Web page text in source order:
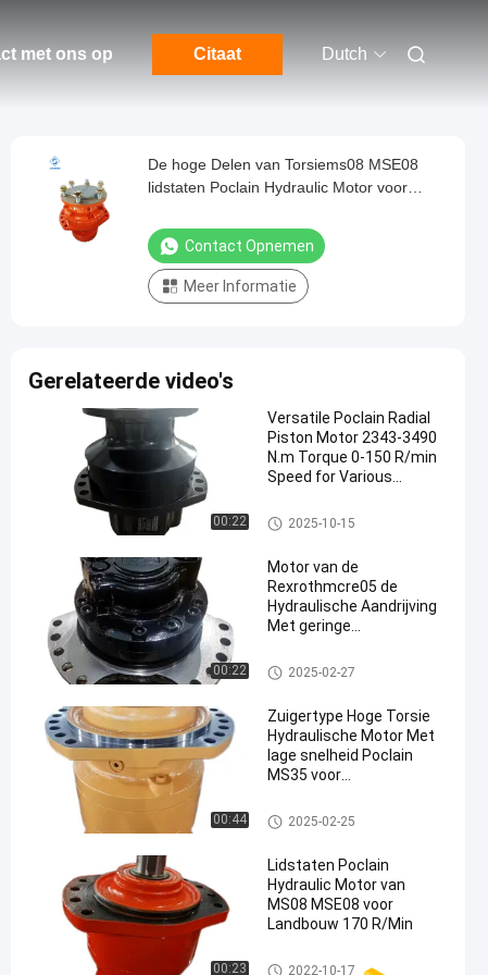
met ons op Citaat Dutch
De hoge Delen van Torsiems08 MSE08
lidstaten Poclain Hydraulic Motor voor
Contact Opnemen
Meer Informatie
Gerelateerde video's
00:22
Versatile Poclain Radial
Piston Motor 2343-3490
N.m Torque 0-150 R/min
Speed for Various
Poclain Hydraulische Motor
2025-10-15
00:22
Motor van de
Rexrothmcre05 de
Hydraulische Aandrijving
Met geringe
Kolenmijnboor Bobcat
T190 T130
Rexroth Hydraulische Motor
2025-02-27
00:44
Zuigertype Hoge Torsie
Hydraulische Motor Met
lage snelheid Poclain
MS35 voor
Poclain Hydraulische Motor
2025-02-25
00:23
Lidstaten Poclain
Hydraulic Motor van
MS08 MSE08 voor
Landbouw 170 R/Min
Poclain Hydraulische Motor
2022-10-17